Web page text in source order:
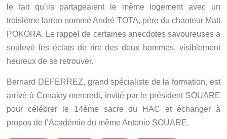
le fait qu’ils partageaient le même logement avec un
troisième larron nommé André TOTA, père du chanteur Matt
POKORA. Le rappel de certaines anecdotes savoureuses a
soulevé les éclats de rire des deux hommes, visiblement
heureux de se retrouver.
Bernard DEFERREZ, grand spécialiste de la formation, est
arrivé à Conakry mercredi, invité par le président SOUARE
pour célébrer le 14ème sacre du HAC et échanger à
propos de l’Académie du même Antonio SOUARE.